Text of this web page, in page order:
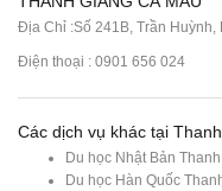
Địa Chỉ :Số 241B, Trần
Điện thoại : 0901 656 024
Các dịch vụ khác tại
Du học Nhật Bản
Du học Hàn Quốc